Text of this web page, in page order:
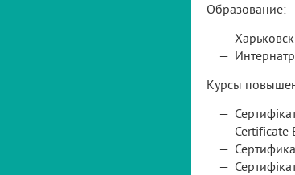
Образование:
Курсы
Certificate